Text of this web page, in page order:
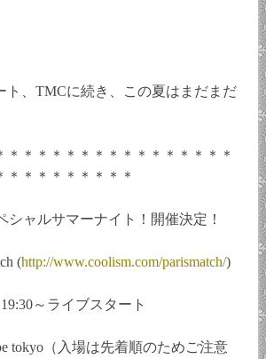
ト、TMCに続き、この夏はまだまだ
＊＊＊＊＊＊＊＊＊＊＊＊＊＊＊＊
＊＊＊＊＊＊＊＊＊
シャルサマーナイト！開催決定！
(http://www.coolism.com/parismatch/)
～ライブスタート
tokyo（入場は先着順のためご注意